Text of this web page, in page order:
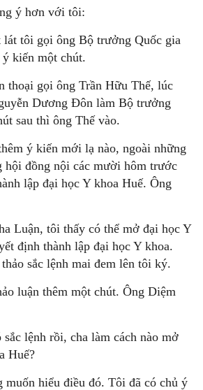
ý hơn với tôi:
lát tôi gọi ông Bộ trưởng Quốc gia
kiến một chút.
thoại gọi ông Trần Hữu Thế, lúc
Dương Đôn làm Bộ trưởng
sau thì ông Thế vào.
ý kiến mới lạ nào, ngoài những
hội đồng nội các mười hôm trước
lập đại học Y khoa Huế. Ông
Luận, tôi thấy có thể mở đại học Y
định thành lập đại học Y khoa.
sắc lệnh mai đem lên tôi ký.
luận thêm một chút. Ông Diệm
lệnh rồi, cha làm cách nào mở
Huế?
muốn hiểu điều đó. Tôi đã có chủ ý